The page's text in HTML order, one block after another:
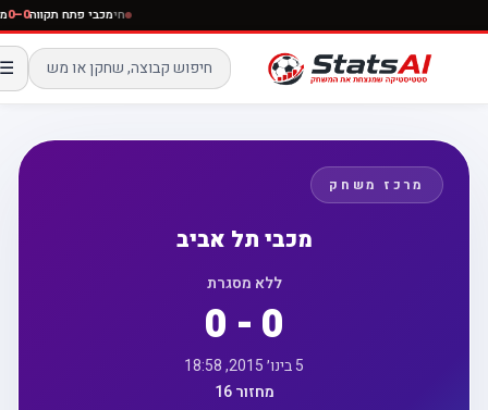
חימכבי פתח תקווה0–0
☰
מרכז משחק
מכבי תל אביב
ללא מסגרת
0 - 0
מחזור 16